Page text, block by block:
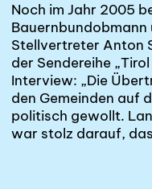
Noch im Jahr 2005
Stellvertreter Anton
der Sendereihe
Interview: „Die
den Gemeinden auf
politisch gewollt.
war stolz darauf,